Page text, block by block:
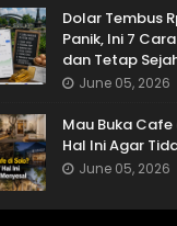
Dolar Tembus
Panik, Ini 7
dan Tetap
June 05, 2026
Mau Buka
Hal Ini Agar
June 05, 2026